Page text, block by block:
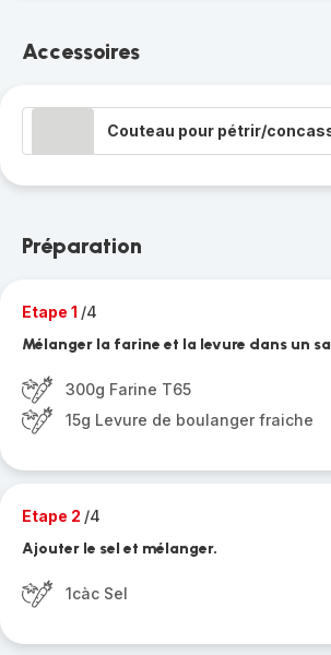
Accessoires
Couteau pour pétrir/
Préparation
Etape 1 /4
Mélanger la farine et la levure dans un
300g Farine T65
15g Levure de boulanger fraiche
Etape 2 /4
Ajouter le sel et mélanger.
1càc Sel